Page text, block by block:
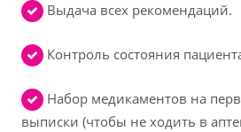
Выдача всех рекомендаций.
Контроль состояния
Набор медикаментов на
выписки (чтобы не ходить в